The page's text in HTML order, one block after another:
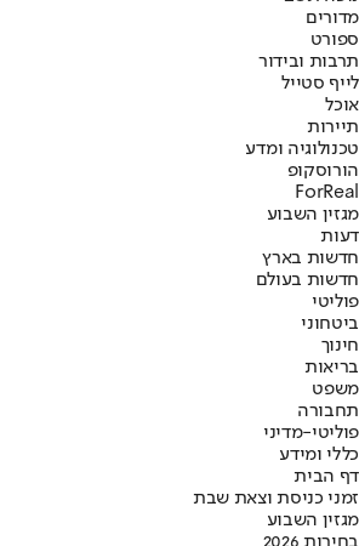
מדורים
ספורט
תרבות ובידור
לייף סטייל
אוכל
תיירות
טכנולוגיה ומדע
הורוסקופ
ForReal
מגזין השבוע
דעות
חדשות בארץ
חדשות בעולם
פוליטי
ביטחוני
חינוך
בריאות
משפט
תחבורה
פוליטי-מדיני
כללי ומידע
דף הבית
זמני כניסת וצאת שבת
מגזין השבוע
בחירות 2026